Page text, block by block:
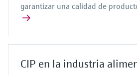
garantizar una calidad de
CIP en la industria